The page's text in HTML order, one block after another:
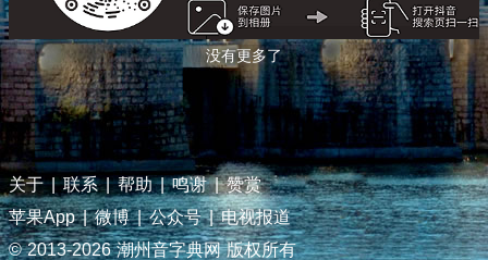
没有更多了
关于 | 联系 | 帮助 | 鸣谢 | 赞赏
苹果App | 微博 | 公众号 | 电视报道
© 2013-2026 潮州音字典网 版权所有